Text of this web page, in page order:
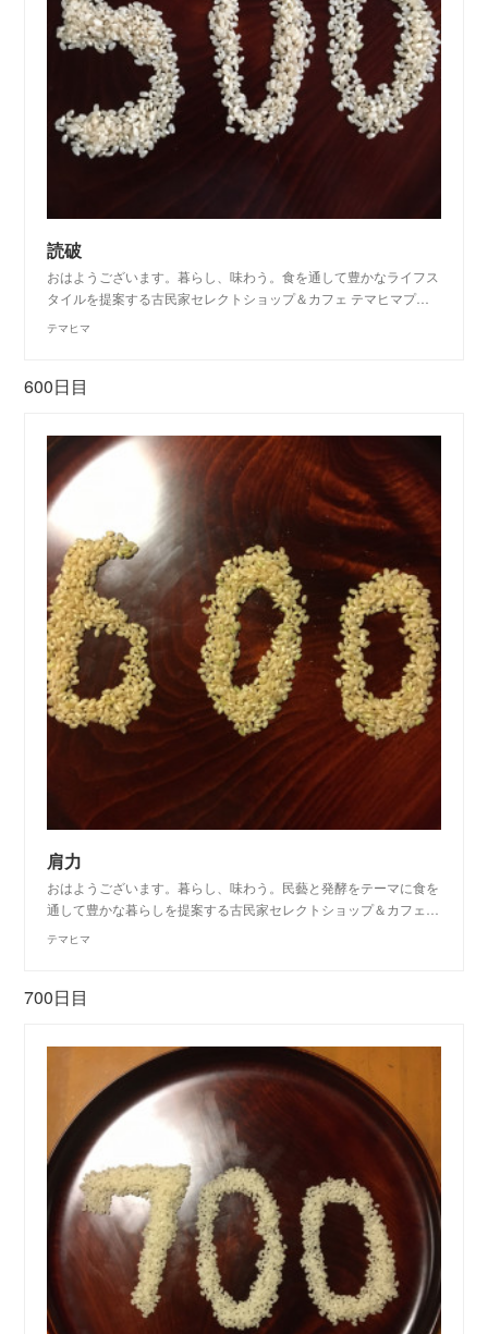
読破
おはようございます。暮らし、味わう。食を通して豊かなライフス
タイルを提案する古民家セレクトショップ＆カフェ テマヒマプ…
テマヒマ
600日目
肩力
おはようございます。暮らし、味わう。民藝と発酵をテーマに食を
通して豊かな暮らしを提案する古民家セレクトショップ＆カフェ…
テマヒマ
700日目